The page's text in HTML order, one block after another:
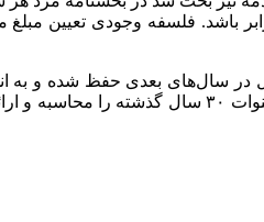
باشد. فلسفه وجودی تعیین مبلغ